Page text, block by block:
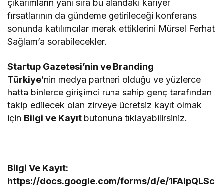
çıkarımların yanı sıra bu alandaki kariyer
fırsatlarının da gündeme getirileceği konferans
sonunda katılımcılar merak ettiklerini Mürsel Ferhat
Sağlam’a sorabilecekler.
Startup Gazetesi’nin ve Branding
Türkiye’nin medya partneri olduğu ve yüzlerce
hatta binlerce girişimci ruha sahip genç tarafından
takip edilecek olan zirveye ücretsiz kayıt olmak
için Bilgi ve Kayıt butonuna tıklayabilirsiniz.
Bilgi Ve Kayıt:
https://docs.google.com/forms/d/e/1FAIpQLSc